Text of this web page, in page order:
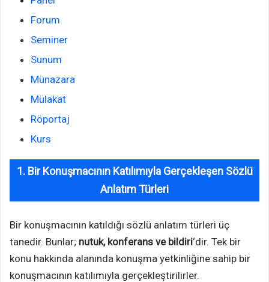
Forum
Seminer
Sunum
Münazara
Mülakat
Röportaj
Kurs
1. Bir Konuşmacının Katılımıyla Gerçekleşen Sözlü
Anlatım Türleri
Bir konuşmacının katıldığı sözlü anlatım türleri üç
tanedir. Bunlar; nutuk, konferans ve bildiri‘dir. Tek bir
konu hakkında alanında konuşma yetkinliğine sahip bir
konuşmacının katılımıyla gerçekleştirilirler.